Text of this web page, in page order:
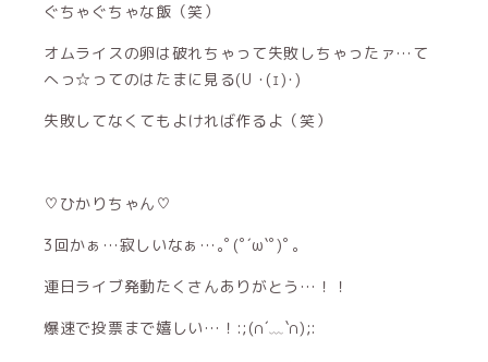
ぐちゃぐちゃな飯（笑）
オムライスの卵は破れちゃって失敗しちゃったァ…て
へっ☆ってのはたまに見る(U ･(ｪ)･)
失敗してなくてもよければ作るよ（笑）
♡ひかりちゃん♡
3回かぁ…寂しいなぁ…｡ﾟ(ﾟ´ω`ﾟ)ﾟ｡
連日ライブ発動たくさんありがとう…！！
爆速で投票まで嬉しい…！:;(∩´﹏`∩);: